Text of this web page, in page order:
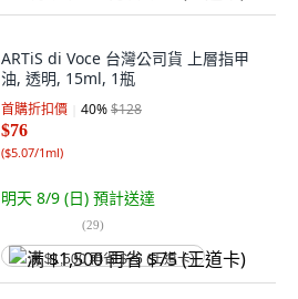
ARTiS di Voce 台灣公司貨 上層指甲
油, 透明, 15ml, 1瓶
首購折扣價 40%$128
$76
($5.07/1ml)
明天 8/9 (日) 預計送達
(29)
满 $1,500 再省 $75 (王道卡)